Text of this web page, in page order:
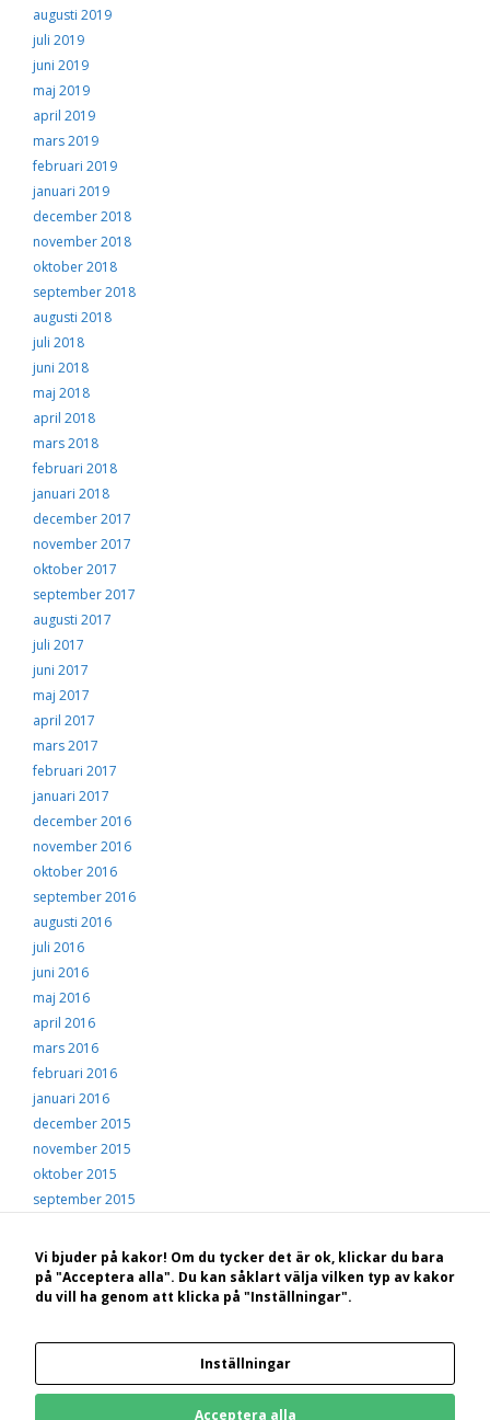
augusti 2019
juli 2019
juni 2019
maj 2019
april 2019
mars 2019
februari 2019
januari 2019
december 2018
november 2018
oktober 2018
september 2018
augusti 2018
juli 2018
juni 2018
maj 2018
april 2018
mars 2018
februari 2018
januari 2018
december 2017
november 2017
oktober 2017
september 2017
augusti 2017
juli 2017
juni 2017
maj 2017
april 2017
mars 2017
februari 2017
januari 2017
december 2016
november 2016
oktober 2016
september 2016
augusti 2016
juli 2016
juni 2016
maj 2016
april 2016
mars 2016
februari 2016
januari 2016
december 2015
november 2015
oktober 2015
september 2015
juli 2015
juni 2015
maj 2015
© 2026 Hälsingekusten• Byggt med
Bakom Hälsingekusten.se står: STF Hotell, konferens och vandrarhem Hudiksvall
Vi bjuder på kakor! Om du tycker det är ok, klickar du bara
på "Acceptera alla". Du kan såklart välja vilken typ av kakor
du vill ha genom att klicka på "Inställningar".
Inställningar
Acceptera alla